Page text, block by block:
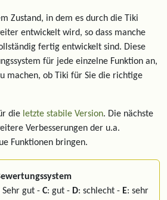
Zustand, in dem es durch die Tiki
entwickelt wird, so dass manche
fertig entwickelt sind. Diese
für jede einzelne Funktion an,
machen, ob Tiki für Sie die richtige
die letzte stabile Version. Die nächste
Verbesserungen der u.a.
Funktionen bringen.
Sehr gut - C: gut - D: schlecht - E: sehr